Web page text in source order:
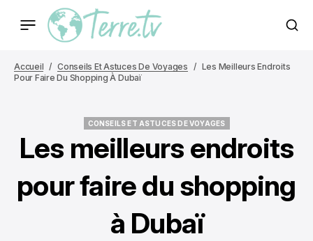
Accueil Conseils Et Astuces De Voyages
Les Meilleurs Endroits
Pour Faire Du Shopping À Dubaï
CONSEILS ET ASTUCES DE VOYAGES
Les meilleurs endroits
pour faire du shopping
à Dubaï